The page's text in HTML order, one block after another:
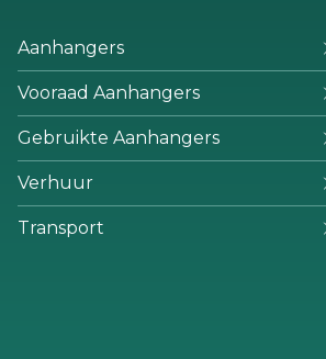
Aanhangers
Vooraad Aanhangers
Gebruikte Aanhangers
Verhuur
Transport